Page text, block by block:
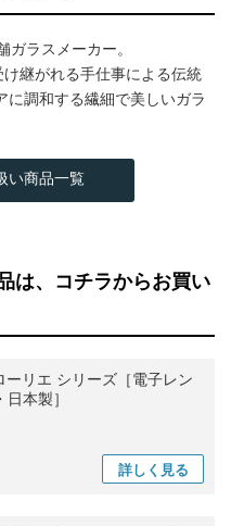
ラスメーカー。
継がれる手仕事による伝統
に調和する繊細で美しいガラ
い商品一覧
は、コチラからお買い
リエ シリーズ［電子レン
本製］
詳しく 見る